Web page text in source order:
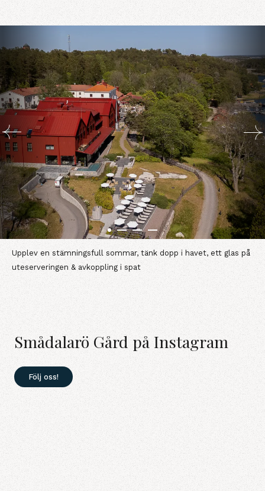
Upplev en stämningsfull sommar, tänk dopp i havet, ett glas på
uteserveringen & avkoppling i spat
Smådalarö Gård på Instagram
Följ oss!